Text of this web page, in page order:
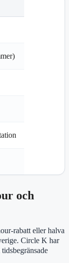
och
rabatt eller halva
Circle K har